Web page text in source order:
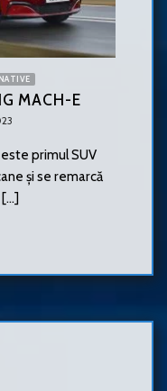
MACH-E
primul SUV
și se remarcă